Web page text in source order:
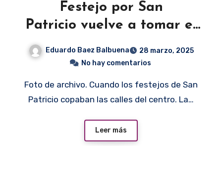
Festejo por San
Patricio vuelve a tomar el
Eduardo Baez Balbuena
28 marzo, 2025
No hay comentarios
Foto de archivo. Cuando los festejos de San
Patricio copaban las calles del centro. La…
Leer más